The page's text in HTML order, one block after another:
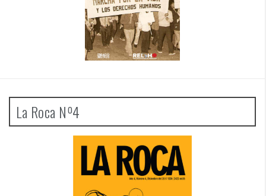
La Roca Nº4